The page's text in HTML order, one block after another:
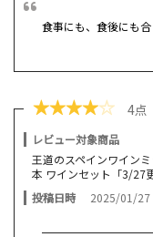
食事にも、食後にも合
★★★★☆ 4点
レビュー対象商品
王道のスペインワイン
本 ワインセット「3/27更
投稿日時
2025/01/27